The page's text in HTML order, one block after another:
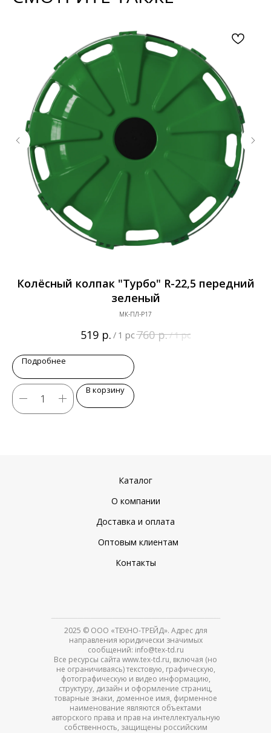
Колёсный колпак "Турбо" R-22,5 передний
зеленый
МК-ПЛ-Р17
519 р. / 1 pc760 р./1 pc
Подробнее
В корзину
Каталог
О компании
Оптовым клиентам
Доставка и оплата
Контакты
2025 © ООО «ТЕХНО-ТРЕЙД». Адрес для
направления юридически значимых
сообщений: info@tex-td.ru
Все ресурсы сайта www.tex-td.ru, включая (но
не ограничиваясь) текстовую, графическую,
фотографическую и видео информацию,
структуру, дизайн и оформление страниц,
товарные знаки, доменное имя, фирменное
наименование являются объектами
авторского права и прав на интеллектуальную
собственность, защищены российским